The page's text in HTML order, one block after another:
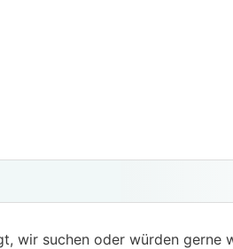
wir suchen oder würden gerne